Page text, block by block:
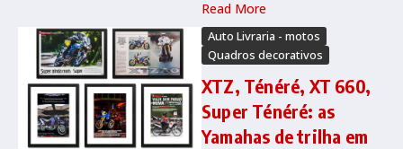
Read More
Auto Livraria - motos
Quadros decorativos
XTZ, Ténéré, XT 660,
Super Ténéré: as
Yamahas de trilha em